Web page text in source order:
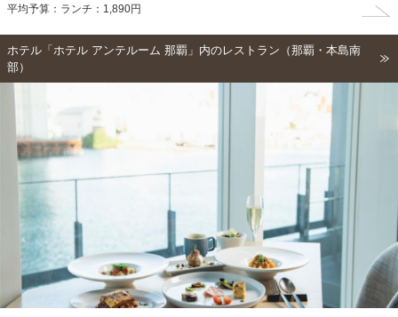
平均予算：ランチ：1,890円
ホテル「ホテル アンテルーム 那覇」内のレストラン（那覇・本島南
部）